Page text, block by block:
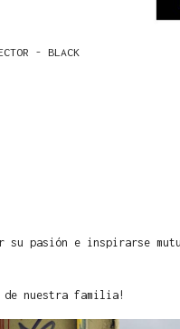
- BLACK
pasión e inspirarse
de nuestra familia!